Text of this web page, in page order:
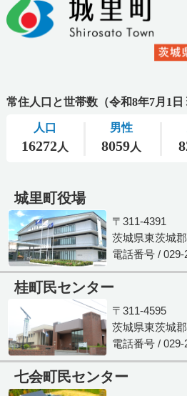
城里町役場
〒311-4391
茨城県東茨城
電話番号 / 029-
桂町民センター
〒311-4595
茨城県東茨城
電話番号 / 029-
七会町民センター